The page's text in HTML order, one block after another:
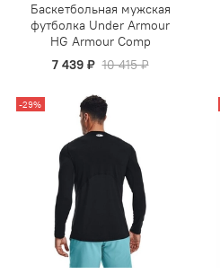
Баскетбольная мужская
футболка Under Armour
HG Armour Comp
7 439 ₽ 10 415 ₽
-29%